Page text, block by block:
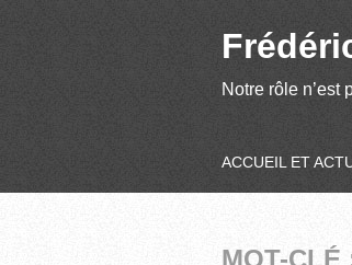
Notre rôle n’est
ACCUEIL ET
MOT-CLÉ